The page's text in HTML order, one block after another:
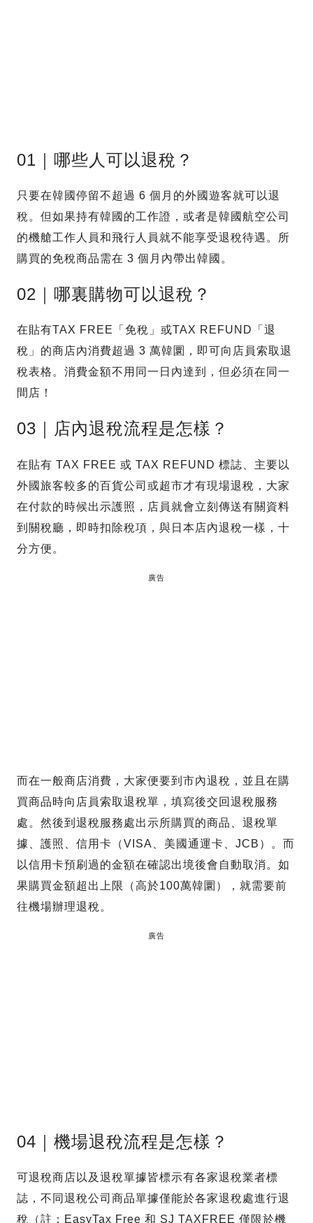
01｜哪些人可以退稅？
只要在韓國停留不超過 6 個月的外國遊客就可以退
稅。但如果持有韓國的工作證，或者是韓國航空公司
的機艙工作人員和飛行人員就不能享受退稅待遇。所
購買的免稅商品需在 3 個月內帶出韓國。
02｜哪裏購物可以退稅？
在貼有TAX FREE「免稅」或TAX REFUND「退
稅」的商店內消費超過 3 萬韓圜，即可向店員索取退
稅表格。消費金額不用同一日內達到，但必須在同一
間店！
03｜店內退稅流程是怎樣？
在貼有 TAX FREE 或 TAX REFUND 標誌、主要以
外國旅客較多的百貨公司或超市才有現場退稅，大家
在付款的時候出示護照，店員就會立刻傳送有關資料
到關稅廳，即時扣除稅項，與日本店內退稅一樣，十
分方便。
廣告
而在一般商店消費，大家便要到市內退稅，並且在購
買商品時向店員索取退稅單，填寫後交回退稅服務
處。然後到退稅服務處出示所購買的商品、退稅單
據、護照、信用卡（VISA、美國通運卡、JCB）。而
以信用卡預刷過的金額在確認出境後會自動取消。如
果購買金額超出上限（高於100萬韓圜），就需要前
往機場辦理退稅。
廣告
04｜機場退稅流程是怎樣？
可退稅商店以及退稅單據皆標示有各家退稅業者標
誌，不同退稅公司商品單據僅能於各家退稅處進行退
稅（註：EasyTax Free 和 SJ TAXFREE 僅限於機